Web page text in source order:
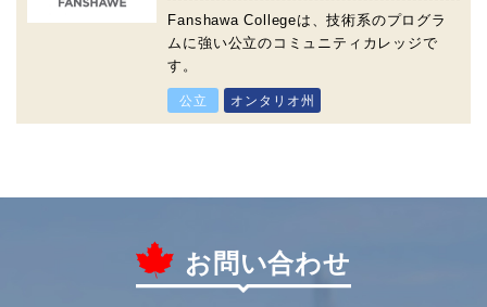
Fanshawa Collegeは、技術系のプログラ
ムに強い公立のコミュニティカレッジで
す。
公立 オンタリオ州
お問い合わせ